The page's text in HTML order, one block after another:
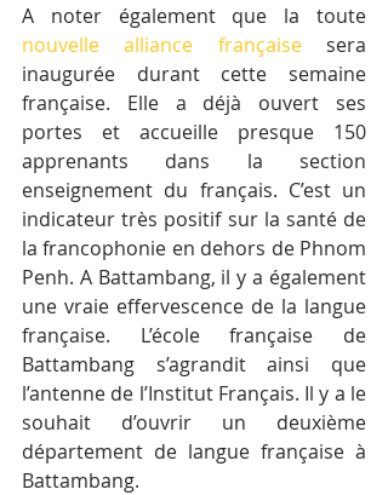
nouvelle alliance française sera
inaugurée durant cette semaine
française. Elle a déjà ouvert ses
portes et accueille presque 150
apprenants dans la section
enseignement du français. C’est un
indicateur très positif sur la santé de
la francophonie en dehors de Phnom
Penh. A Battambang, il y a également
une vraie effervescence de la langue
française. L’école française de
Battambang s’agrandit ainsi que
l’antenne de l’Institut Français. Il y a le
souhait d’ouvrir un deuxième
département de langue française à
Battambang.